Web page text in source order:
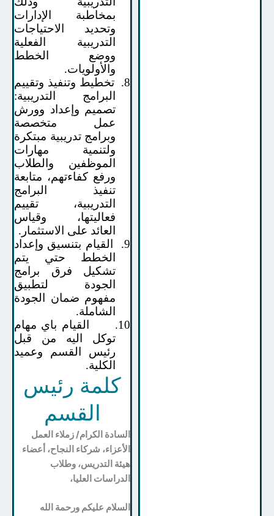
بمخاطبة الإدارات
وتحديد الاحتياجات
التدريبية الفعلية
ووضع الخطط
والأولويات.
تخطيط وتنفيذ وتقييم
البرامج التدريبية:
تصميم وإعداد وورش
عمل متخصصة
وبرامج تدريبية مبتكرة
ولتنمية مهارات
الموظفين والطلاب
ورفع كفاءتهم، متابعة
تنفيذ البرامج
التدريبية، تقييم
فعاليتها، وقياس
العائد على الاستثمار.
القيام بتنسيق وإعداد
الخطط حتي يتم
تشكيل فرق برامج
الجودة لتطبيق
مفهوم ضمان الجودة
الشاملة.
القيام باي مهام
توكل اليه من قبل
رئيس القسم وعميد
الكلية.
كلمة رئيس
القسم
السادة الكرام/ زملاء العمل
الأعزاء، شركاء النجاح، أعضاء
هيئة التدريس، وطلاب
الدراسات العليا،
السلام عليكم ورحمة الله